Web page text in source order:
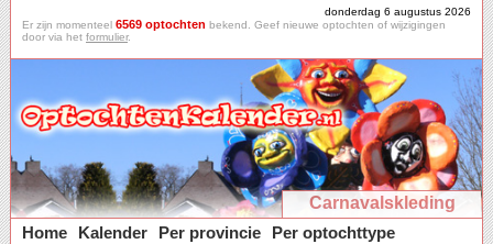
donderdag 6 augustus 2026
Er zijn momenteel 6569 optochten bekend. Geef nieuwe optochten of wijzigingen
door via het formulier.
Carnavalskleding
Home
Kalender Per provincie
Per optochttype